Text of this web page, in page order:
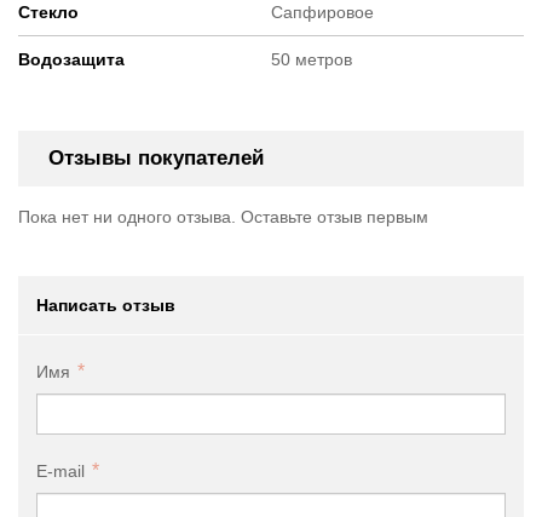
Стекло Сапфировое
Водозащита 50 метров
Отзывы покупателей
Пока нет ни одного отзыва. Оставьте отзыв первым
Написать отзыв
Имя
E-mail